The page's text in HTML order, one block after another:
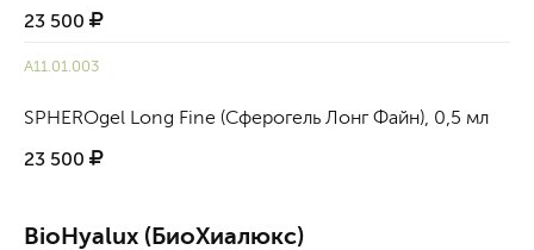
23 500
А11.01.003
SPHEROgel Long Fine (Сферогель Лонг Файн), 0,5 мл
23 500
BioHyalux (БиоХиалюкс)